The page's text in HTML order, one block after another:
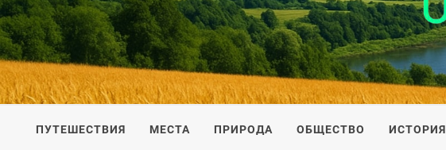
UKRAINE-IS
ПУТЕШЕСТВИЕ ПО УКРАИНЕ
ПУТЕШЕСТВИЯ МЕСТА ПРИРОДА ОБЩЕСТВО ИСТОРИЯ